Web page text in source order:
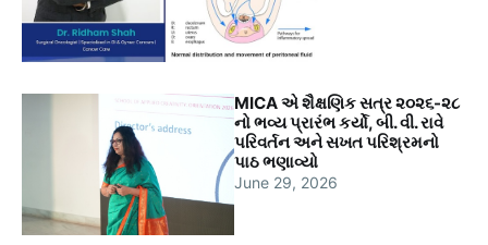
MICA એ શૈક્ષણિક સત્ર ૨૦૨૬-૨૮
નો ભવ્ય પ્રારંભ કર્યો, બી. વી. રાવે
પરિવર્તન અને સખત પરિશ્રમનો
પાઠ ભણાવ્યો
June 29, 2026